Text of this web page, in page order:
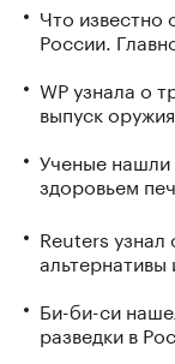
Что известно
России.
WP узнала о
выпуск оружия
Ученые
здоровьем
Reuters
Би-би-си
разведки в